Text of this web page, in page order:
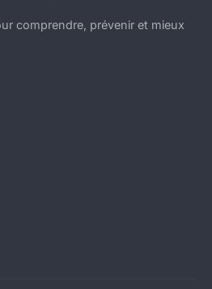
comprendre, prévenir et mieux